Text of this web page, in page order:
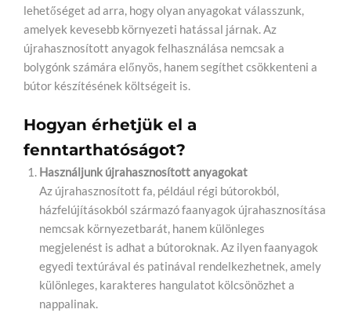
lehetőséget ad arra, hogy olyan anyagokat válasszunk,
amelyek kevesebb környezeti hatással járnak. Az
újrahasznosított anyagok felhasználása nemcsak a
bolygónk számára előnyös, hanem segíthet csökkenteni a
bútor készítésének költségeit is.
Hogyan érhetjük el a
fenntarthatóságot?
Használjunk újrahasznosított anyagokat
Az újrahasznosított fa, például régi bútorokból,
házfelújításokból származó faanyagok újrahasznosítása
nemcsak környezetbarát, hanem különleges
megjelenést is adhat a bútoroknak. Az ilyen faanyagok
egyedi textúrával és patinával rendelkezhetnek, amely
különleges, karakteres hangulatot kölcsönözhet a
nappalinak.